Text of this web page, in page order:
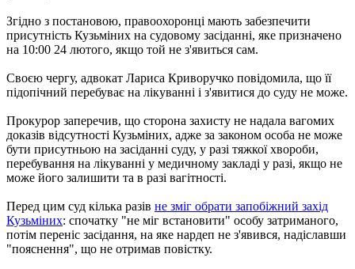
Згідно з постановою, правоохоронці мають забезпечити
присутність Кузьміних на судовому засіданні, яке призначено
на 10:00 24 лютого, якщо той не з'явиться сам.
Своєю чергу, адвокат Лариса Криворучко повідомила, що її
підопічний перебуває на лікуванні і з'явитися до суду не може.
Прокурор заперечив, що сторона захисту не надала вагомих
доказів відсутності Кузьміних, адже за законом особа не може
бути присутньою на засіданні суду, у разі тяжкої хвороби,
перебування на лікуванні у медичному закладі у разі, якщо не
може його залишити та в разі вагітності.
Перед цим суд кілька разів не зміг обрати запобіжний захід
Кузьміних: спочатку "не міг встановити" особу затриманого,
потім переніс засідання, на яке нардеп не з'явився, надіславши
"пояснення", що не отримав повістку.